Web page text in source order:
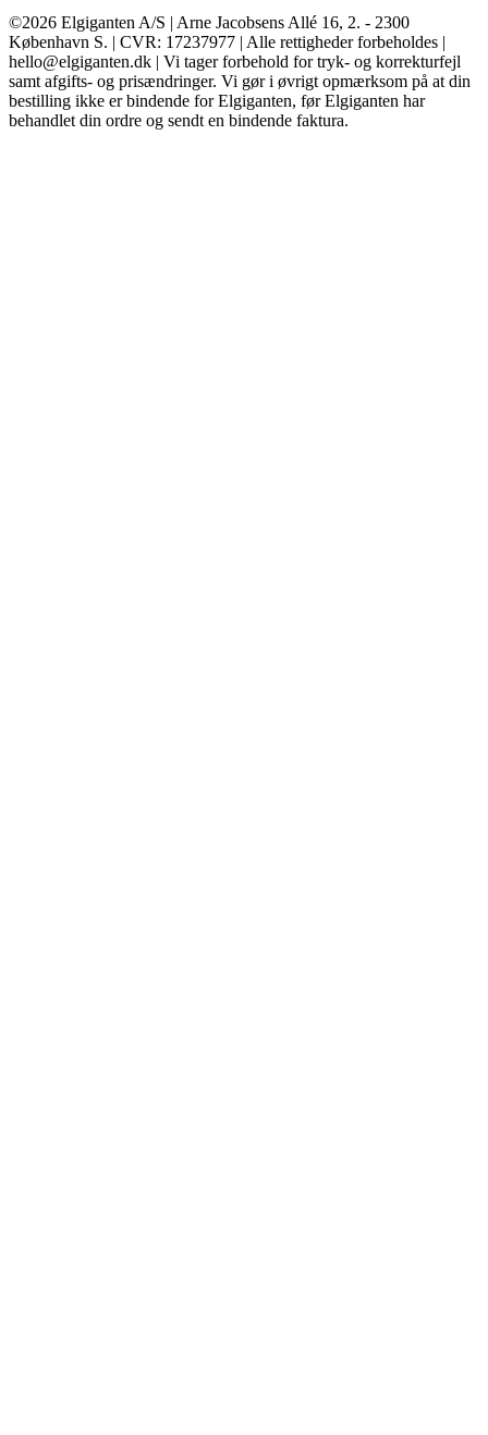
©2026 Elgiganten A/S | Arne Jacobsens Allé 16, 2. - 2300
København S. | CVR: 17237977 | Alle rettigheder forbeholdes |
hello@elgiganten.dk | Vi tager forbehold for tryk- og korrekturfejl
samt afgifts- og prisændringer. Vi gør i øvrigt opmærksom på at din
bestilling ikke er bindende for Elgiganten, før Elgiganten har
behandlet din ordre og sendt en bindende faktura.